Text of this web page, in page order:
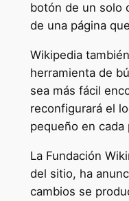
botón de un solo
de una página
Wikipedia
herramienta de
sea más fácil
reconfigurará el
pequeño en cada
La Fundación
del sitio, ha
cambios se